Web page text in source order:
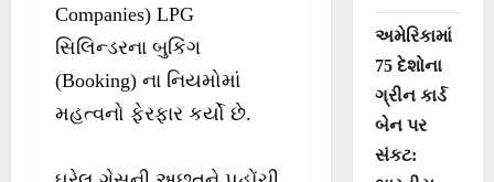
Companies) LPG
સિલિન્ડરના બુકિંગ
(Booking) ના નિયમોમાં
મહત્વનો ફેરફાર કર્યો છે.
અમેરિકામાં
75 દેશોના
ગ્રીન કાર્ડ
બેન પર
સંકટ: